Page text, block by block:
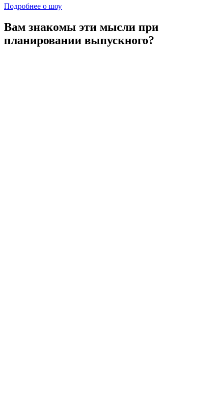
Подробнее о шоу
Вам знакомы эти мысли при
планировании выпускного?